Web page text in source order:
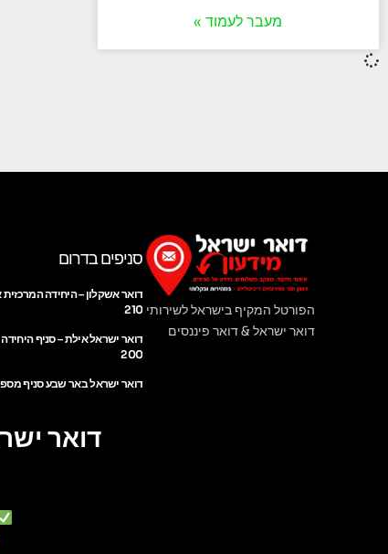
מעבר לעמוד »
הפורטל המקיף בישראל לשירותי
דואר ישראל & דואר פיננסים
סניפים בדרום
דואר אשקלון – היחידה
210
דואר ישראל אילת – סניף
200
דואר ישראל באר שבע סניף מספר
דואר